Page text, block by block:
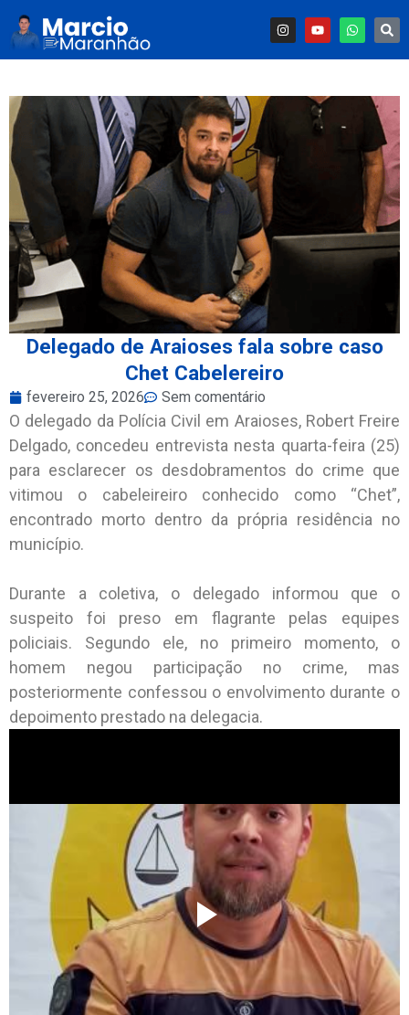
Delegado de Araioses fala sobre caso
Chet Cabelereiro
fevereiro 25, 2026 Sem comentário
O delegado da Polícia Civil em Araioses, Robert Freire
Delgado, concedeu entrevista nesta quarta-feira (25)
para esclarecer os desdobramentos do crime que
vitimou o cabeleireiro conhecido como “Chet”,
encontrado morto dentro da própria residência no
município.
Durante a coletiva, o delegado informou que o
suspeito foi preso em flagrante pelas equipes
policiais. Segundo ele, no primeiro momento, o
homem negou participação no crime, mas
posteriormente confessou o envolvimento durante o
depoimento prestado na delegacia.